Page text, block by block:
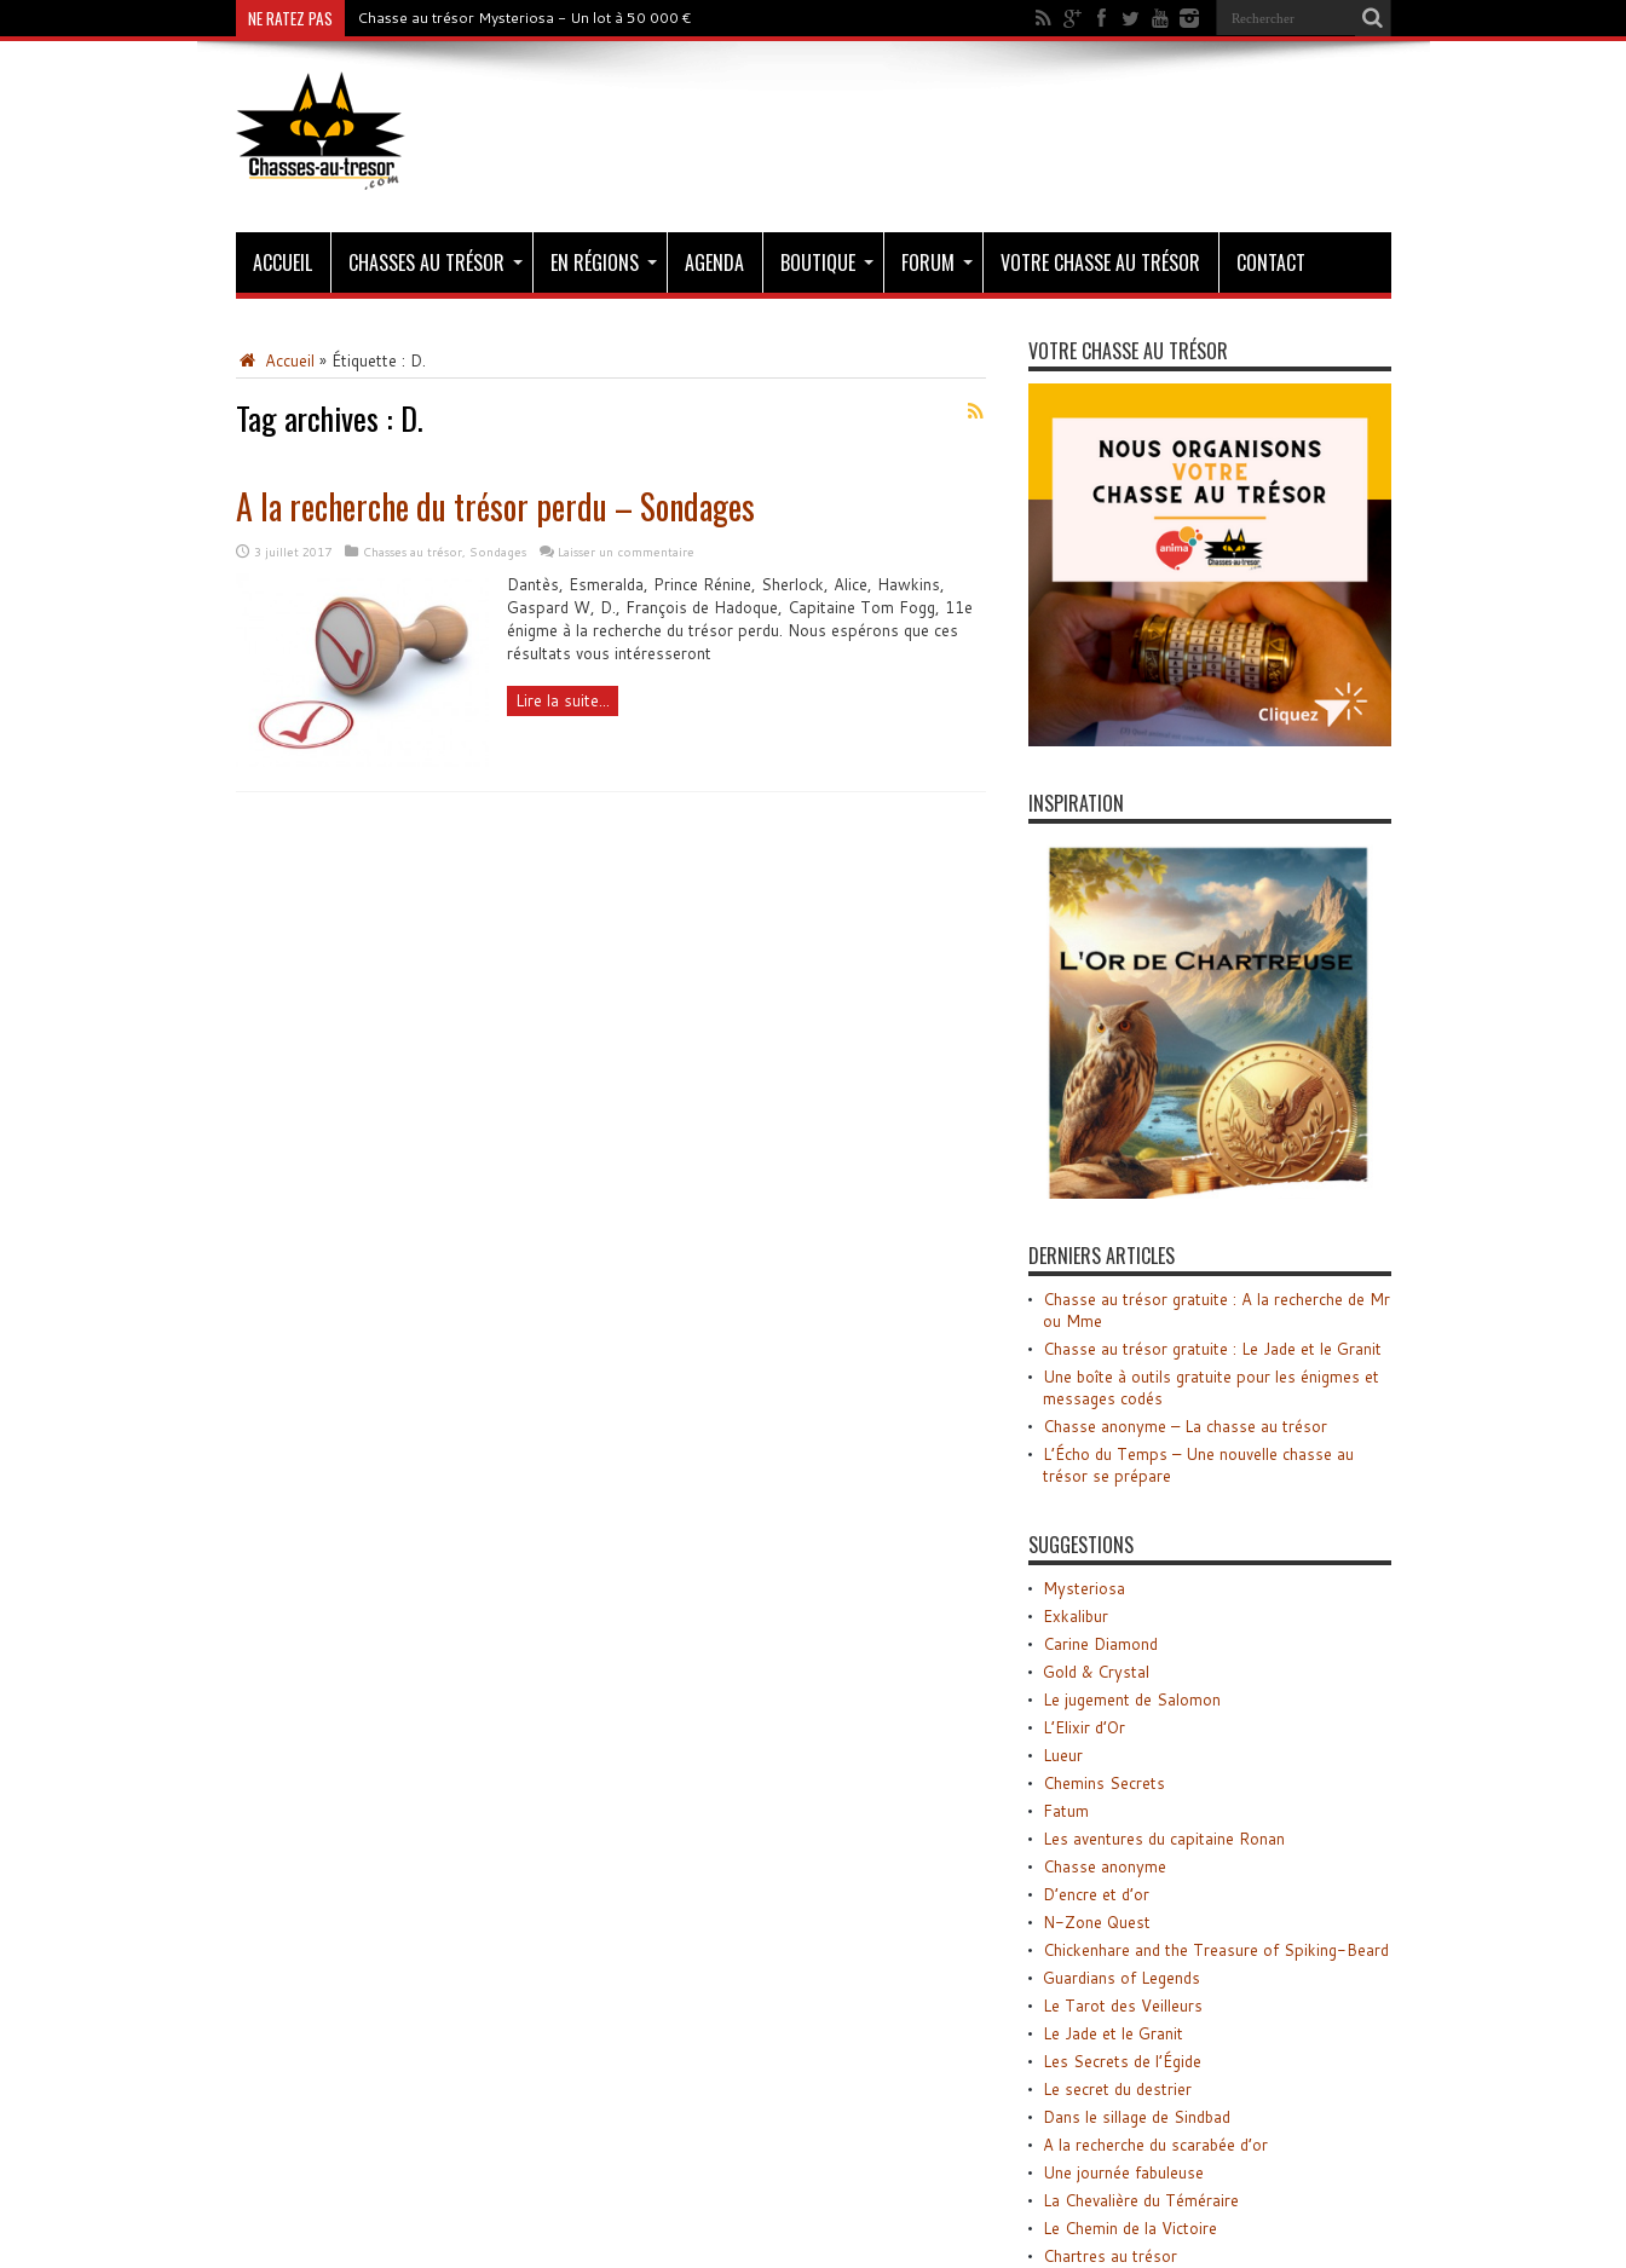
NE RATEZ PAS Chasse au trésor Mysteriosa - Un lot à 50 000 €
ACCUEIL CHASSES AU TRÉSOR EN RÉGIONS AGENDA BOUTIQUE FORUM VOTRE CHASSE AU TRÉSOR CONTACT
Accueil » Étiquette : D.
Tag archives : D.
A la recherche du trésor perdu – Sondages
3 juillet 2017 Chasses au trésor, Sondages Laisser un commentaire
Dantès, Esmeralda, Prince Rénine, Sherlock, Alice, Hawkins,
Gaspard W, D., François de Hadoque, Capitaine Tom Fogg, 11e
énigme à la recherche du trésor perdu. Nous espérons que ces
résultats vous intéresseront
Lire la suite...
VOTRE CHASSE AU TRÉSOR
INSPIRATION
DERNIERS ARTICLES
Chasse au trésor gratuite : A la recherche de Mr
ou Mme
Chasse au trésor gratuite : Le Jade et le Granit
Une boîte à outils gratuite pour les énigmes et
messages codés
Chasse anonyme – La chasse au trésor
L’Écho du Temps – Une nouvelle chasse au
trésor se prépare
SUGGESTIONS
Mysteriosa
Exkalibur
Carine Diamond
Gold & Crystal
Le jugement de Salomon
L’Elixir d’Or
Lueur
Chemins Secrets
Fatum
Les aventures du capitaine Ronan
Chasse anonyme
D’encre et d’or
N-Zone Quest
Chickenhare and the Treasure of Spiking-Beard
Guardians of Legends
Le Tarot des Veilleurs
Le Jade et le Granit
Les Secrets de l’Égide
Le secret du destrier
Dans le sillage de Sindbad
A la recherche du scarabée d’or
Une journée fabuleuse
La Chevalière du Téméraire
Le Chemin de la Victoire
Chartres au trésor